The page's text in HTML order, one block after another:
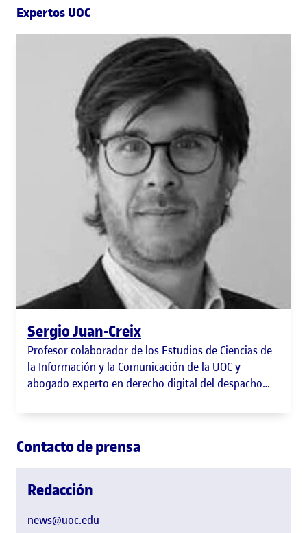
Expertos UOC
Sergio Juan-Creix
Profesor colaborador de los Estudios de Ciencias de
la Información y la Comunicación de la UOC y
abogado experto en derecho digital del despacho
Contacto de prensa
Redacción
news@uoc.edu